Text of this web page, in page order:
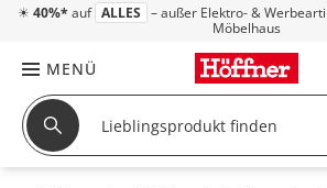
☀ 40%* auf ALLES – außer Elektro- &
Möbelhaus
MENÜ